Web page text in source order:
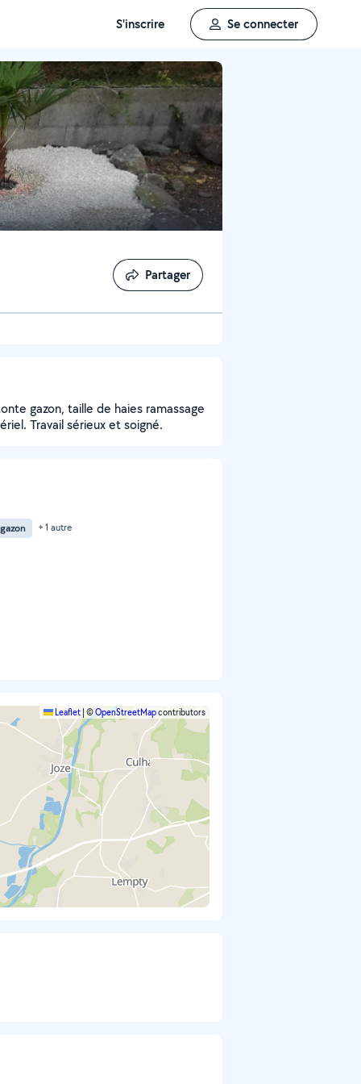
S'inscrire Se connecter
Partager
Partager
gazon, taille de haies ramassage
Travail sérieux et soigné.
+ 1 autre
Leaflet ©OpenStreetMapcontributors